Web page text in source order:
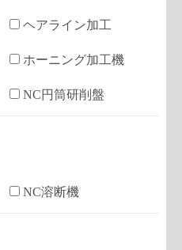
ヘアライン加工
ホーニング加工機
NC円筒研削盤
NC溶断機